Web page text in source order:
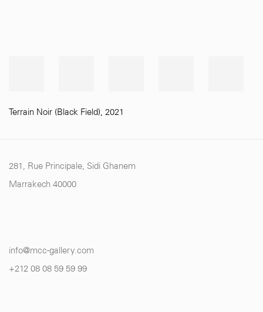
Terrain Noir (Black Field), 2021
281, Rue Principale, Sidi Ghanem
Marrakech 40000
info@mcc-gallery.com
+212 08 08 59 59 99